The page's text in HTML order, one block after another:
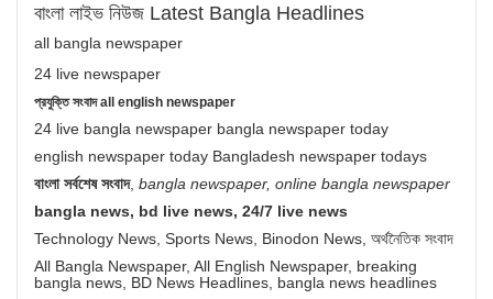
বাংলা লাইভ নিউজ Latest Bangla Headlines
all bangla newspaper
24 live newspaper
প্রযুক্তি সংবাদ all english newspaper
24 live bangla newspaper bangla newspaper today
english newspaper today Bangladesh newspaper todays
বাংলা সর্বশেষ সংবাদ, bangla newspaper, online bangla newspaper
bangla news, bd live news, 24/7 live news
Technology News, Sports News, Binodon News, অর্থনৈতিক সংবাদ
All Bangla Newspaper, All English Newspaper, breaking
bangla news, BD News Headlines, bangla news headlines